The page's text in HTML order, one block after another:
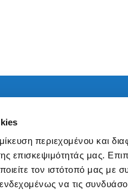
περιεχομένου και
επισκεψιμότητάς μας.
τον ιστότοπό μας με
να τις